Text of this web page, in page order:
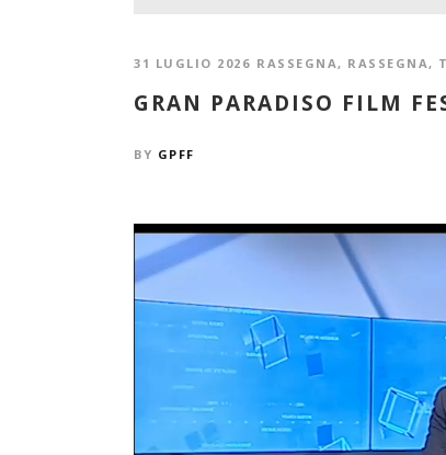
31 LUGLIO 2026 RASSEGNA, RASSEGNA,
GRAN PARADISO FILM
BY GPFF
Video
Player